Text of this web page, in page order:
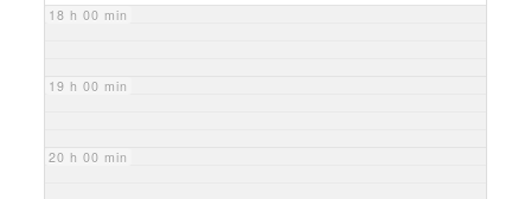
18 h 00 min
19 h 00 min
20 h 00 min